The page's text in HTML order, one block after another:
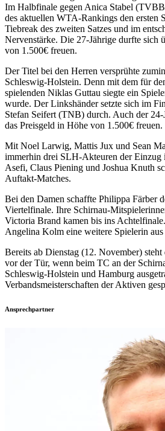
Im Halbfinale gegen Anica Stabel
des aktuellen WTA-Rankings den ersten
Tiebreak des zweiten Satzes und im
Nervenstärke. Die 27-Jährige durfte sich
von 1.500€ freuen.
Der Titel bei den Herren versprühte
Schleswig-Holstein. Denn mit dem für
spielenden Niklas Guttau siegte ein
wurde. Der Linkshänder setzte sich im
Stefan Seifert (TNB) durch. Auch der
das Preisgeld in Höhe von 1.500€ freuen.
Mit Noel Larwig, Mattis Jux und Sean
immerhin drei SLH-Akteuren der
Asefi, Claus Piening und Joshua Knuth
Auftakt-Matches.
Bei den Damen schaffte Philippa Färber
Viertelfinale. Ihre Schirnau-
Victoria Brand kamen bis ins
Angelina Kolm eine weitere Spielerin aus
Bereits ab Dienstag (12. November) steht
vor der Tür, wenn beim TC an der
Schleswig-Holstein und Hamburg
Verbandsmeisterschaften der Aktiven
Ansprechpartner